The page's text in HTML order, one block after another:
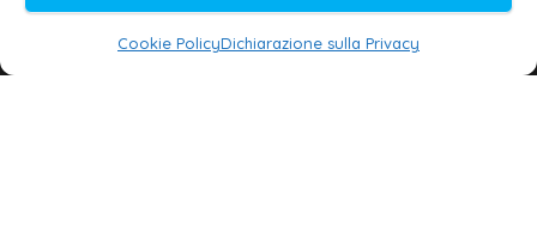
Cookie PolicyDichiarazione sulla Privacy
Daniele G. Masciullo